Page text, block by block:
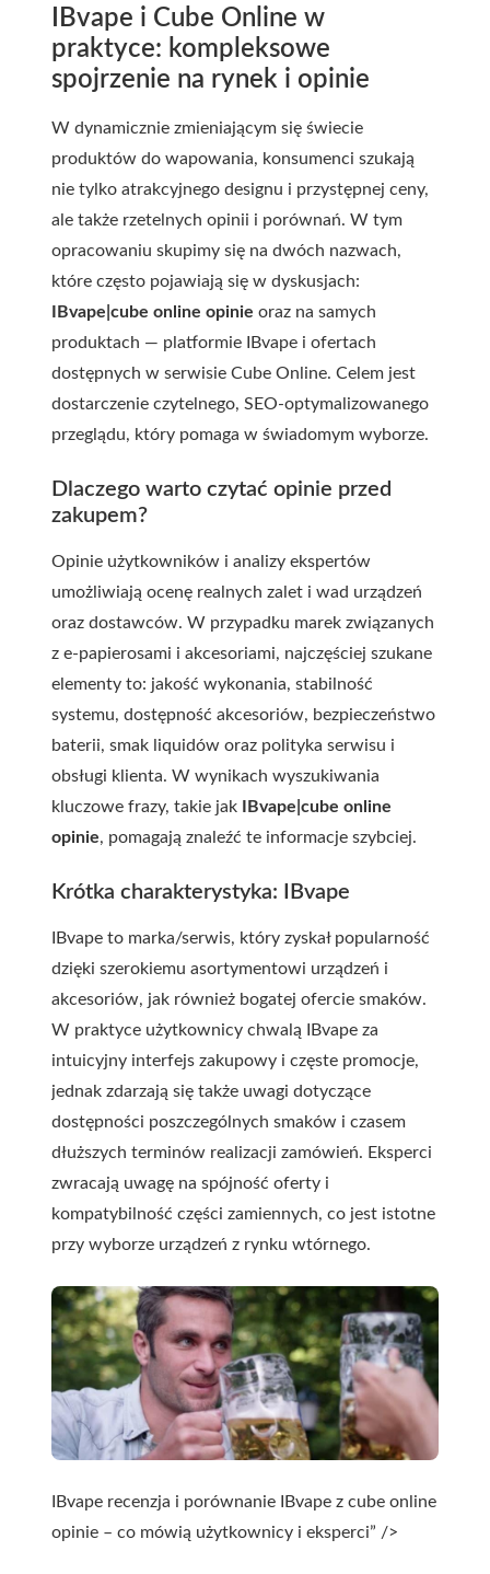
IBvape i Cube Online w
praktyce: kompleksowe
spojrzenie na rynek i opinie
W dynamicznie zmieniającym się świecie
produktów do wapowania, konsumenci szukają
nie tylko atrakcyjnego designu i przystępnej ceny,
ale także rzetelnych opinii i porównań. W tym
opracowaniu skupimy się na dwóch nazwach,
które często pojawiają się w dyskusjach:
IBvape|cube online opinie oraz na samych
produktach — platformie IBvape i ofertach
dostępnych w serwisie Cube Online. Celem jest
dostarczenie czytelnego, SEO-optymalizowanego
przeglądu, który pomaga w świadomym wyborze.
Dlaczego warto czytać opinie przed
zakupem?
Opinie użytkowników i analizy ekspertów
umożliwiają ocenę realnych zalet i wad urządzeń
oraz dostawców. W przypadku marek związanych
z e-papierosami i akcesoriami, najczęściej szukane
elementy to: jakość wykonania, stabilność
systemu, dostępność akcesoriów, bezpieczeństwo
baterii, smak liquidów oraz polityka serwisu i
obsługi klienta. W wynikach wyszukiwania
kluczowe frazy, takie jak
IBvape|cube online
opinie, pomagają znaleźć te informacje szybciej.
Krótka charakterystyka: IBvape
IBvape to marka/serwis, który zyskał popularność
dzięki szerokiemu asortymentowi urządzeń i
akcesoriów, jak również bogatej ofercie smaków.
W praktyce użytkownicy chwalą IBvape za
intuicyjny interfejs zakupowy i częste promocje,
jednak zdarzają się także uwagi dotyczące
dostępności poszczególnych smaków i czasem
dłuższych terminów realizacji zamówień. Eksperci
zwracają uwagę na spójność oferty i
kompatybilność części zamiennych, co jest istotne
przy wyborze urządzeń z rynku wtórnego.
IBvape recenzja i porównanie IBvape z cube online
opinie – co mówią użytkownicy i eksperci” />